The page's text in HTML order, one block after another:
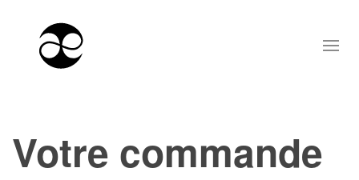
Votre commande